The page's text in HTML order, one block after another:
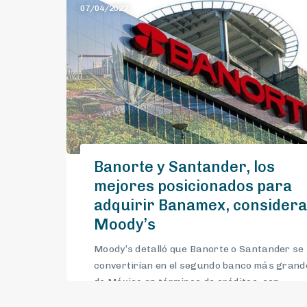
07/04/2022
Banorte y Santander, los
mejores posicionados para
adquirir Banamex, considera
Moody’s
Moody’s detalló que Banorte o Santander se
convertirían en el segundo banco más
de México en términos de créditos, con